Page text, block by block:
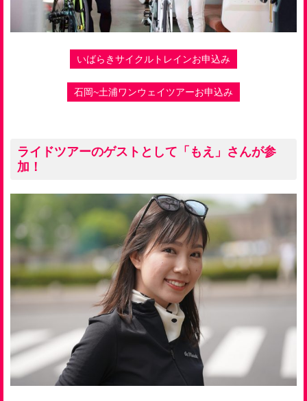
いばらきサイクルトレインお申込み
石岡~土浦ワンウェイツアーお申込み
ライドツアーのゲストとして「もえ」さんが参
加！